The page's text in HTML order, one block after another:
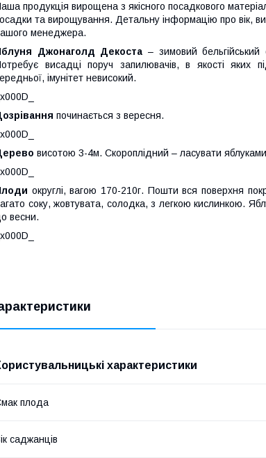
продукція вирощена з якісного посадкового
та вирощування. Детальну інформацію про вік,
менеджера.
Джонаголд Декоста – зимовий
висадці поруч запилювачів, в якості яких
імунітет невисокий.
_x000D_
починається з вересня.
_x000D_
висотою 3-4м. Скороплідний – ласувати
_x000D_
округлі, вагою 170-210г. Пошти вся поверхня
соку, жовтувата, солодка, з легкою кислинкою.
весни.
_x000D_
характеристики
плода
саджанців